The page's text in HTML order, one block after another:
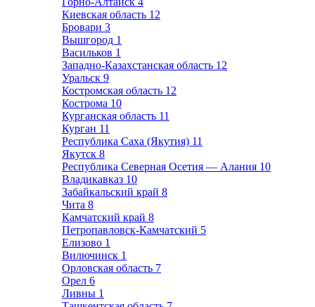
Киевская область 12
Бровари 3
Вышгород 1
Васильков 1
Западно-Казахстанская область 12
Уральск 9
Костромская область 12
Кострома 10
Курганская область 11
Курган 11
Республика Саха (Якутия) 11
Якутск 8
Республика Северная Осетия — Алания 10
Владикавказ 10
Забайкальский край 8
Чита 8
Камчатский край 8
Петропавловск-Камчатский 5
Елизово 1
Вилючинск 1
Орловская область 7
Орел 6
Ливны 1